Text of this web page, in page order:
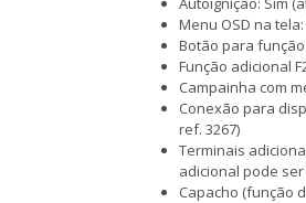
Menu OSD na tela:
Botão para
Função adicional
Campainha com
Conexão para
ref. 3267)
Terminais
adicional pode
Capacho (função